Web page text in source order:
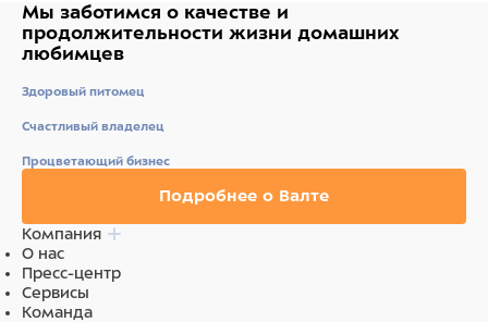
натуральный фруктовый ароматизатор, красители и
консерванты одобренные ЕС, дрожжи Saccharomyces
Cerevisiae, Инулин, МОС, ФОС, Омега-6, бета-глюканы,
Мы заботимся о качестве и
продолжительности жизни домашних
любимцев
Здоровый питомец
Счастливый владелец
Процветающий бизнес
Подробнее о Валте
Компания
О нас
Пресс-центр
Сервисы
Команда